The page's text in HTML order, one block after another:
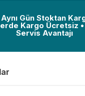
Gün Stoktan
Kargo Ücretsiz
Servis Avantajı